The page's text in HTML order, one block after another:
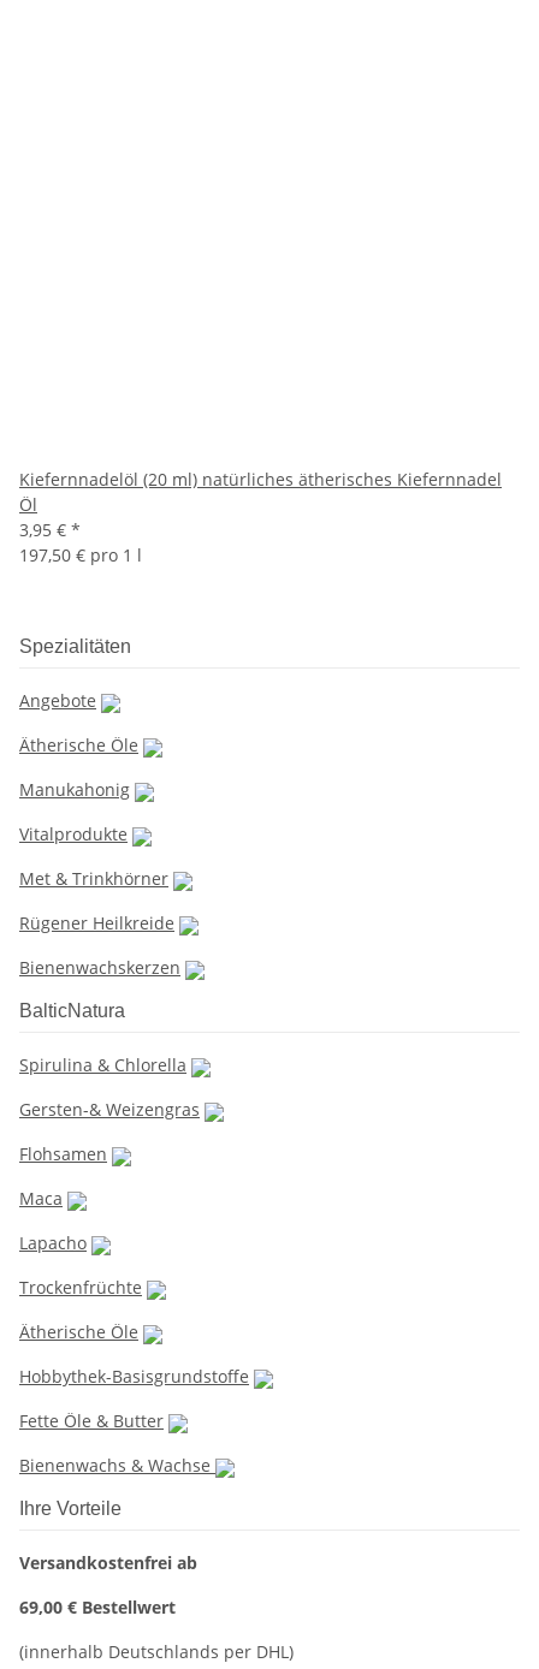
Kiefernnadelöl (20 ml) natürliches ätherisches Kiefernnadel
Öl
3,95 € *
197,50 € pro 1 l
Spezialitäten
Angebote
Ätherische Öle
Manukahonig
Vitalprodukte
Met & Trinkhörner
Rügener Heilkreide
Bienenwachskerzen
BalticNatura
Spirulina & Chlorella
Gersten-& Weizengras
Flohsamen
Maca
Lapacho
Trockenfrüchte
Ätherische Öle
Hobbythek-Basisgrundstoffe
Fette Öle & Butter
Bienenwachs & Wachse
Ihre Vorteile
Versandkostenfrei ab
69,00 € Bestellwert
(innerhalb Deutschlands per DHL)